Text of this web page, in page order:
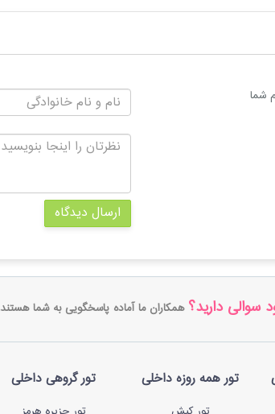
شما
ارسال دیدگاه
سوالی دارید؟ همکاران ما آماده پاسخگویی به شما
تور همه روزه داخلی تور گروهی داخلی